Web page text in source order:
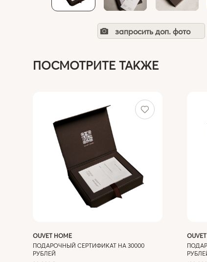
запросить доп. фото
ПОСМОТРИТЕ ТАКЖЕ
OUVET HOME
ПОДАРОЧНЫЙ СЕРТИФИКАТ НА 30000
РУБЛЕЙ